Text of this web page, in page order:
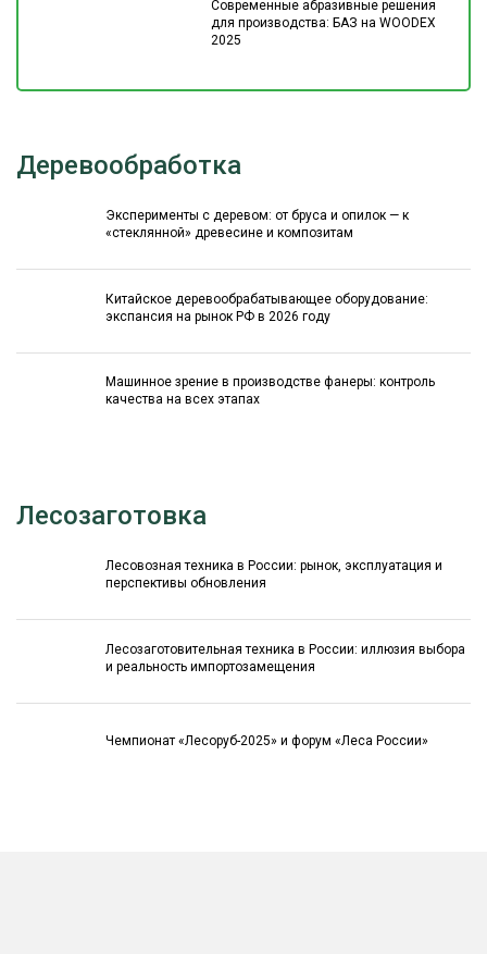
Современные абразивные решения
для производства: БАЗ на WOODEX
2025
Деревообработка
Эксперименты с деревом: от бруса и опилок — к
«стеклянной» древесине и композитам
Китайское деревообрабатывающее оборудование:
экспансия на рынок РФ в 2026 году
Машинное зрение в производстве фанеры: контроль
качества на всех этапах
Лесозаготовка
Лесовозная техника в России: рынок, эксплуатация и
перспективы обновления
Лесозаготовительная техника в России: иллюзия выбора
и реальность импортозамещения
Чемпионат «Лесоруб-2025» и форум «Леса России»